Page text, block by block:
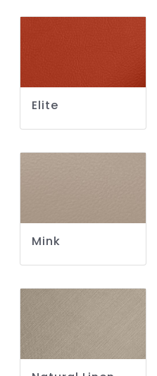
Elite
Mink